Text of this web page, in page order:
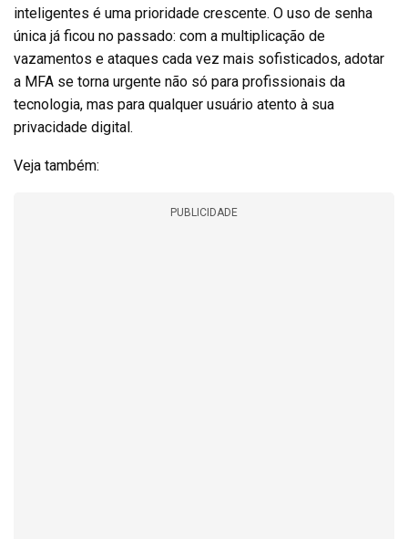
inteligentes é uma prioridade crescente. O uso de senha
única já ficou no passado: com a multiplicação de
vazamentos e ataques cada vez mais sofisticados, adotar
a MFA se torna urgente não só para profissionais da
tecnologia, mas para qualquer usuário atento à sua
privacidade digital.
Veja também:
PUBLICIDADE